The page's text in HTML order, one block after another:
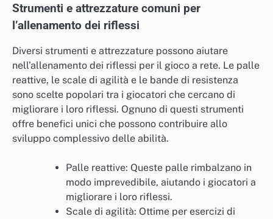
Strumenti e attrezzature comuni per
l’allenamento dei riflessi
Diversi strumenti e attrezzature possono aiutare
nell’allenamento dei riflessi per il gioco a rete. Le palle
reattive, le scale di agilità e le bande di resistenza
sono scelte popolari tra i giocatori che cercano di
migliorare i loro riflessi. Ognuno di questi strumenti
offre benefici unici che possono contribuire allo
sviluppo complessivo delle abilità.
Palle reattive: Queste palle rimbalzano in
modo imprevedibile, aiutando i giocatori a
migliorare i loro riflessi.
Scale di agilità: Ottime per esercizi di